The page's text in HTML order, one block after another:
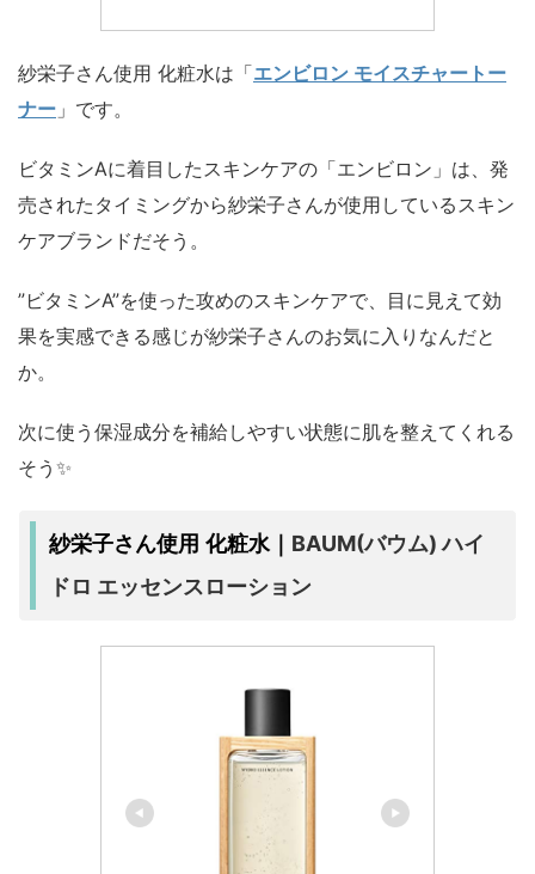
紗栄子さん使用 化粧水は「エンビロン モイスチャートー
ナー 」です。
ビタミンAに着目したスキンケアの「エンビロン」は、発
売されたタイミングから紗栄子さんが使用しているスキン
ケアブランドだそう。
”ビタミンA”を使った攻めのスキンケアで、目に見えて効
果を実感できる感じが紗栄子さんのお気に入りなんだと
か。
次に使う保湿成分を補給しやすい状態に肌を整えてくれる
そう✨
紗栄子さん使用 化粧水｜ BAUM(バウム) ハイ
ドロ エッセンスローション